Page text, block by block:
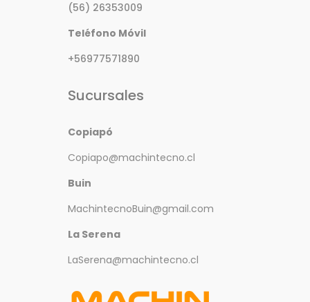
(56) 26353009
Teléfono Móvil
+56977571890
Sucursales
Copiapó
Copiapo@machintecno.cl
Buin
MachintecnoBuin@gmail.com
La Serena
LaSerena@machintecno.cl